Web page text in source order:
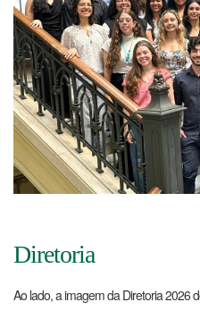
Diretoria
Ao lado, a imagem da Diretoria 2026